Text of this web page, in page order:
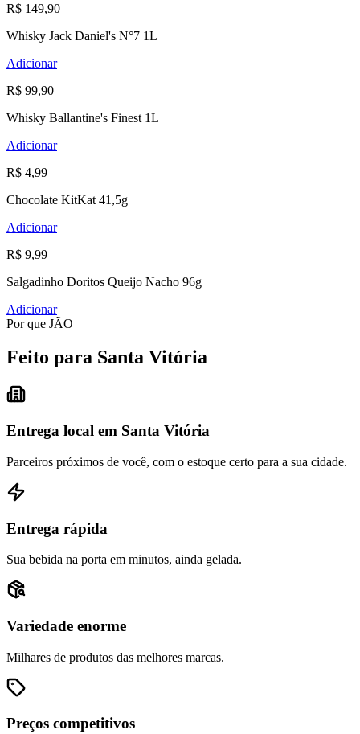
R$ 149,90
Whisky Jack Daniel's N°7 1L
Adicionar
R$ 99,90
Whisky Ballantine's Finest 1L
Adicionar
R$ 4,99
Chocolate KitKat 41,5g
Adicionar
R$ 9,99
Salgadinho Doritos Queijo Nacho 96g
Adicionar
Por que JÃO
Feito para Santa Vitória
Entrega local em Santa Vitória
Parceiros próximos de você, com o estoque certo para a sua cidade.
Entrega rápida
Sua bebida na porta em minutos, ainda gelada.
Variedade enorme
Milhares de produtos das melhores marcas.
Preços competitivos